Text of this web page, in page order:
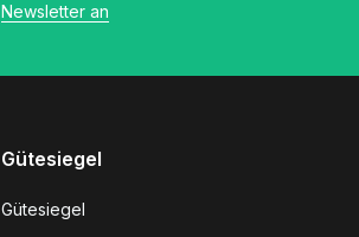
Newsletter an
Gütesiegel
Gütesiegel